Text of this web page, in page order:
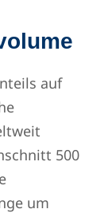
auf
500
um